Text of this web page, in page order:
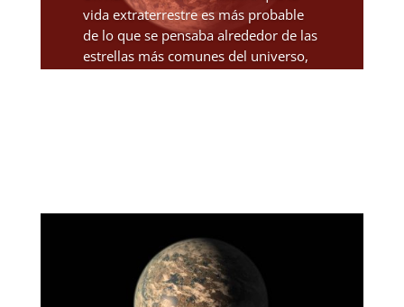
vida extraterrestre es más probable
de lo que se pensaba alrededor de las
estrellas más comunes del universo,